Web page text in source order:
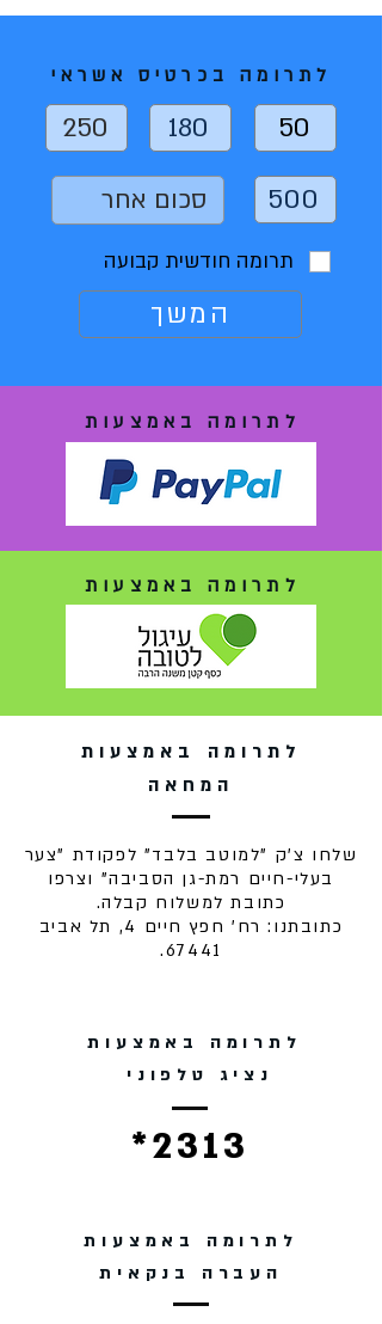
לתרומה בכרטיס אשראי
250 180
50
500
תרומה חודשית קבועה
המשך
לתרומה באמצעות
לתרומה באמצעות
לתרומה באמצעות
המחאה
שלחו צ'ק "למוטב בלבד" לפקודת "צער
בעלי-חיים רמת-גן הסביבה" וצרפו
כתובת למשלוח קבלה.
כתובתנו: רח' חפץ חיים 4, תל אביב
67441.
לתרומה באמצעות
נציג טלפוני
2313*
לתרומה באמצעות
העברה בנקאית